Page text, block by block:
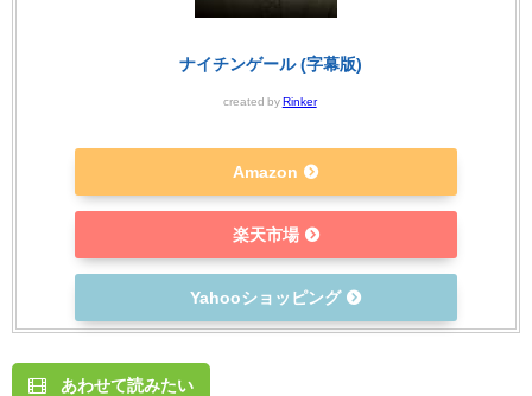
ナイチンゲール (字幕版)
created by Rinker
Amazon
楽天市場
Yahooショッピング
あわせて読みたい